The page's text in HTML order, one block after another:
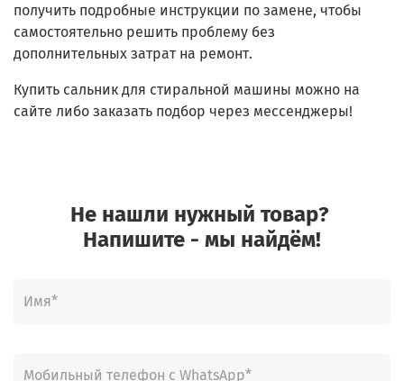
получить подробные инструкции по замене, чтобы
самостоятельно решить проблему без
дополнительных затрат на ремонт.
Купить сальник для стиральной машины можно на
сайте либо заказать подбор через мессенджеры!
Не нашли нужный товар?
Напишите - мы найдём!